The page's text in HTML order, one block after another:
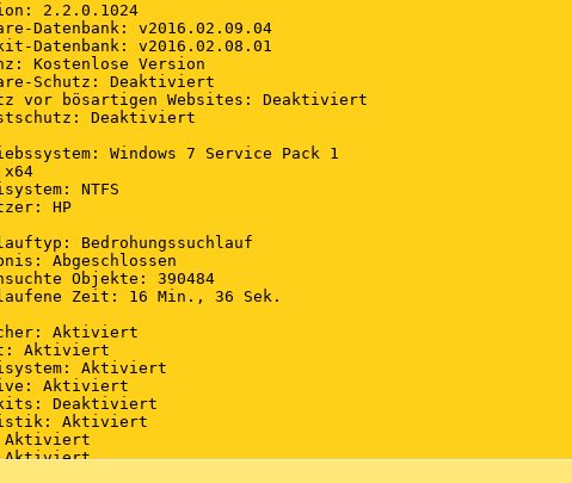
2.2.0.1024
Datenbank: v2016.02.09.04
Datenbank: v2016.02.08.01
Kostenlose Version
Schutz: Deaktiviert
vor bösartigen Websites: Deaktiviert
Deaktiviert
Windows 7 Service Pack 1
x64
NTFS
HP
Bedrohungssuchlauf
Abgeschlossen
Objekte: 390484
Zeit: 16 Min., 36 Sek.
Aktiviert
Aktiviert
Aktiviert
Aktiviert
Deaktiviert
Aktiviert
Aktiviert
Aktiviert